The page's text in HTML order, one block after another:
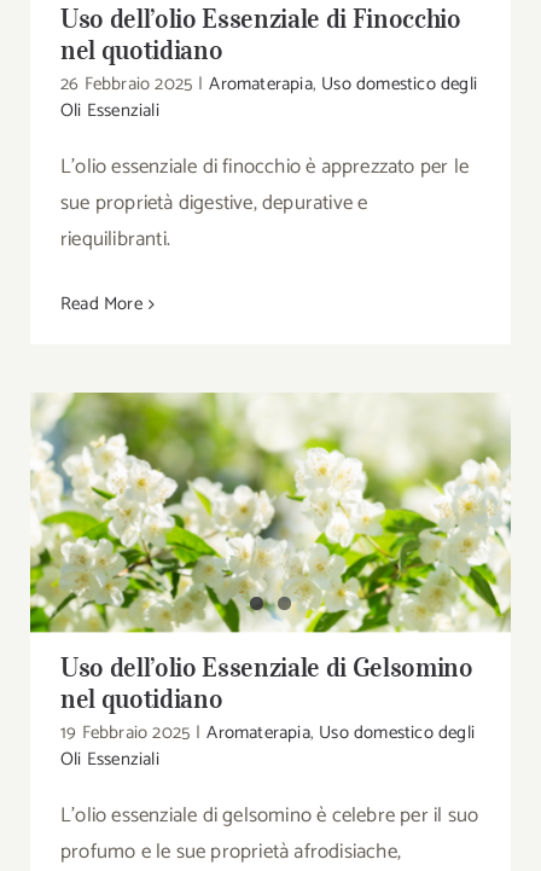
Uso dell’olio Essenziale di Finocchio
nel quotidiano
26 Febbraio 2025 | Aromaterapia, Uso domestico degli
Oli Essenziali
L'olio essenziale di finocchio è apprezzato per le
sue proprietà digestive, depurative e
riequilibranti.
Read More
Uso dell’olio Essenziale di Gelsomino nel
quotidiano
Uso dell’olio Essenziale di Gelsomino
nel quotidiano
19 Febbraio 2025 | Aromaterapia, Uso domestico degli
Oli Essenziali
L'olio essenziale di gelsomino è celebre per il suo
profumo e le sue proprietà afrodisiache,